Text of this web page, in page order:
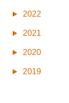
2022
2021
2020
2019